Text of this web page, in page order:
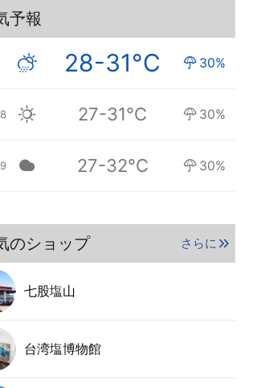
予報
28-31°C 30%
27-31°C 30%
27-32°C 30%
のショップ さらに
七股塩山
台湾塩博物館